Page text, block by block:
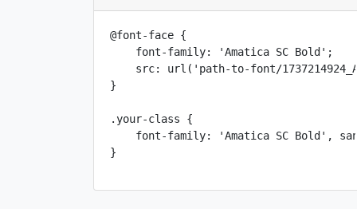
@font-face {
    font-family: 'Amatica SC Bold';
src: url('path-to-font/
}
.your-class {
font-family: 'Amatica SC Bold',
}